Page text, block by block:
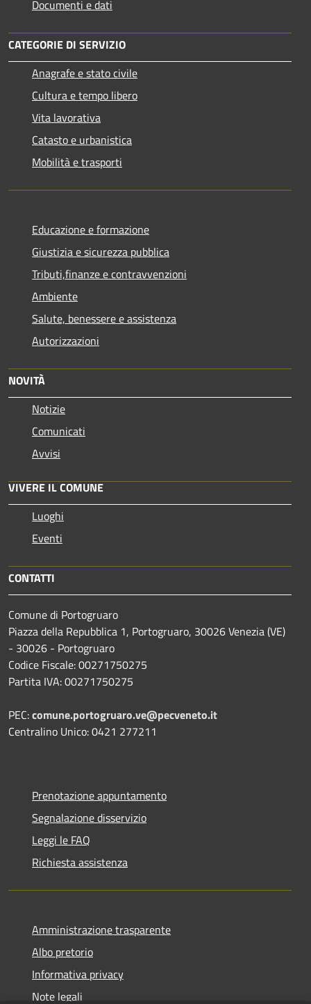
Documenti e dati
CATEGORIE DI SERVIZIO
Anagrafe e stato civile
Cultura e tempo libero
Vita lavorativa
Catasto e urbanistica
Mobilità e trasporti
Educazione e formazione
Giustizia e sicurezza pubblica
Tributi,finanze e contravvenzioni
Ambiente
Salute, benessere e assistenza
Autorizzazioni
NOVITÀ
Notizie
Comunicati
Avvisi
VIVERE IL COMUNE
Luoghi
Eventi
CONTATTI
Comune di Portogruaro
Piazza della Repubblica 1, Portogruaro, 30026 Venezia (VE)
- 30026 - Portogruaro
Codice Fiscale: 00271750275
Partita IVA: 00271750275
PEC:comune.portogruaro.ve@pecveneto.it
Centralino Unico: 0421 277211
Prenotazione appuntamento
Segnalazione disservizio
Leggi le FAQ
Richiesta assistenza
Amministrazione trasparente
Albo pretorio
Informativa privacy
Note legali